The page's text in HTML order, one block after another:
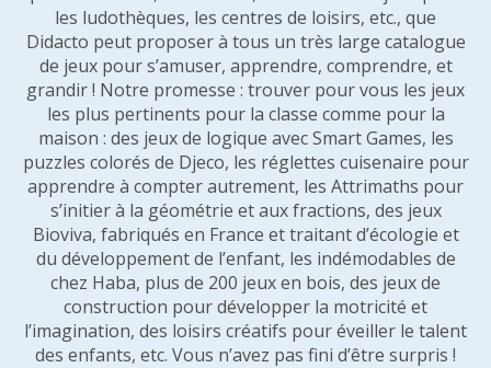
les ludothèques, les centres de loisirs, etc., que
Didacto peut proposer à tous un très large catalogue
de jeux pour s’amuser, apprendre, comprendre, et
grandir ! Notre promesse : trouver pour vous les jeux
les plus pertinents pour la classe comme pour la
maison : des jeux de logique avec Smart Games, les
puzzles colorés de Djeco, les réglettes cuisenaire pour
apprendre à compter autrement, les Attrimaths pour
s’initier à la géométrie et aux fractions, des jeux
Bioviva, fabriqués en France et traitant d’écologie et
du développement de l’enfant, les indémodables de
chez Haba, plus de 200 jeux en bois, des jeux de
construction pour développer la motricité et
l’imagination, des loisirs créatifs pour éveiller le talent
des enfants, etc. Vous n’avez pas fini d’être surpris !